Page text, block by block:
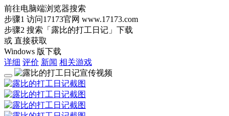
前往电脑端浏览器搜索
步骤1 访问17173官网 www.17173.com
步骤2 搜索 「露比的打工日记」 下载
或 直接获取
Windows 版下载
详细 评价 新闻 相关游戏